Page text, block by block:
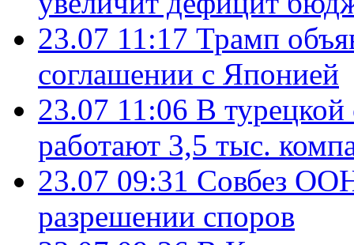
23.07 11:17 Трамп
соглашении с Японией
23.07 11:06 В
работают 3,5 тыс.
23.07 09:31 Совбез
разрешении споров